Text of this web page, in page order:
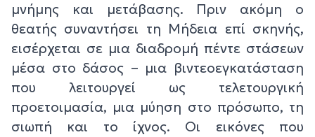
μνήμης και μετάβασης. Πριν ακόμη ο
θεατής συναντήσει τη Μήδεια επί σκηνής,
εισέρχεται σε μια διαδρομή πέντε στάσεων
μέσα στο δάσος – μια βιντεοεγκατάσταση
που λειτουργεί ως τελετουργική
προετοιμασία, μια μύηση στο πρόσωπο, τη
σιωπή και το ίχνος. Οι εικόνες που